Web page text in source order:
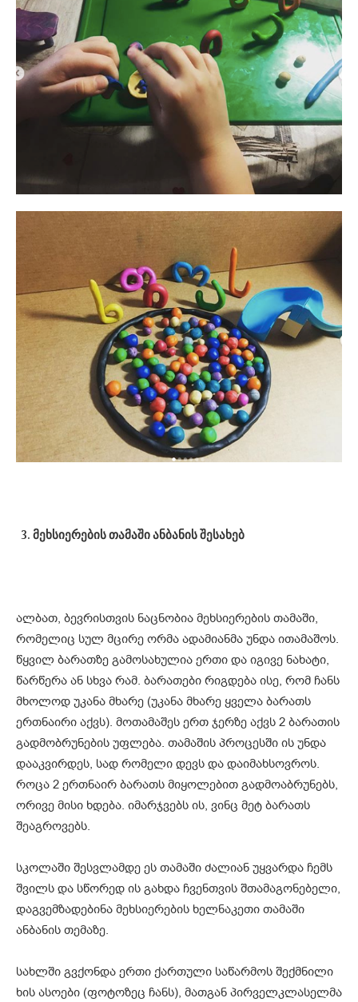
მეხსიერების თამაში ანბანის შესახებ
ალბათ, ბევრისთვის ნაცნობია მეხსიერების თამაში,
რომელიც სულ მცირე ორმა ადამიანმა უნდა ითამაშოს.
წყვილ ბარათზე გამოსახულია ერთი და იგივე ნახატი,
წარწერა ან სხვა რამ. ბარათები რიგდება ისე, რომ ჩანს
მხოლოდ უკანა მხარე (უკანა მხარე ყველა ბარათს
ერთნაირი აქვს). მოთამაშეს ერთ ჯერზე აქვს 2 ბარათის
გადმობრუნების უფლება. თამაშის პროცესში ის უნდა
დააკვირდეს, სად რომელი დევს და დაიმახსოვროს.
როცა 2 ერთნაირ ბარათს მიყოლებით გადმოაბრუნებს,
ორივე მისი ხდება. იმარჯვებს ის, ვინც მეტ ბარათს
შეაგროვებს.
სკოლაში შესვლამდე ეს თამაში ძალიან უყვარდა ჩემს
შვილს და სწორედ ის გახდა ჩვენთვის შთამაგონებელი,
დაგვემზადებინა მეხსიერების ხელნაკეთი თამაში
ანბანის თემაზე.
სახლში გვქონდა ერთი ქართული საწარმოს შექმნილი
ხის ასოები (ფოტოზეც ჩანს), მათგან პირველკლასელმა